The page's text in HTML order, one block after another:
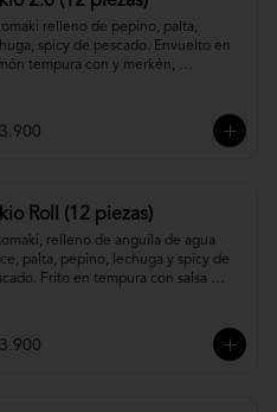
relleno de pepino, palta,
spicy de pescado. Envuelto en
tempura con y merkén,
Roll (12 piezas)
relleno de anguila de agua
palta, pepino, lechuga y spicy de
Frito en tempura con salsa